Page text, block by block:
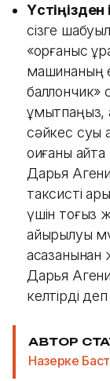
Үстіңізден
сізге
«қорғаныс
машинаның
баллончик»
ұмытпаңыз,
сәйкес суық
оқиғаны
Дарья
таксисті
үшін тоғыз
айырылуы
асқазанынан
Дарья
келтірді
АВТОР
Назерке